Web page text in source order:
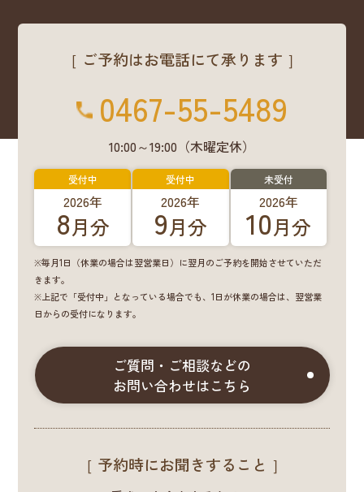
［ ご予約はお電話にて承ります ］
0467-55-5489
10:00～19:00（木曜定休）
受付中
2026年
8月分
受付中
2026年
9月分
未受付
2026年
10月分
※毎月1日（休業の場合は翌営業日）に翌月のご予約を開始させていただ
きます。
※上記で「受付中」となっている場合でも、1日が休業の場合は、翌営業
日からの受付になります。
ご質問・ご相談などの
お問い合わせはこちら
［ 予約時にお聞きすること ］